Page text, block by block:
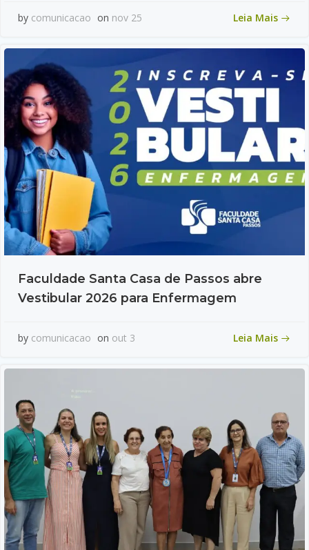
by comunicacao on nov 25 Leia Mais
Faculdade Santa Casa de Passos abre
Vestibular 2026 para Enfermagem
by comunicacao on out 3 Leia Mais